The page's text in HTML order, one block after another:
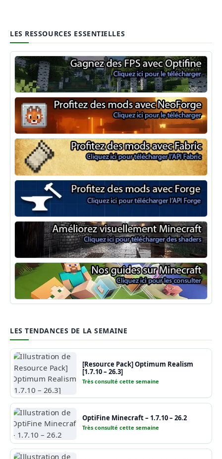
LES RESSOURCES ESSENTIELLES
Optifine
NeoForge
Minecraft Fabric
Minecraft Forge
Shaders Minecraft
Guide Minecraft
LES TENDANCES DE LA SEMAINE
[Resource Pack] Optimum Realism
[1.7.10 – 26.3]
Très consulté cette semaine
OptiFine Minecraft – 1.7.10 – 26.2
Très consulté cette semaine